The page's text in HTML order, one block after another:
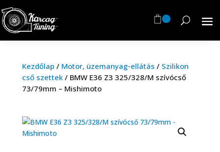
Kezdőlap / Motor, üzemanyag-ellátás / Szilikon
cső szettek/ BMW E36 Z3 325/328/M szívócső
73/79mm – Mishimoto